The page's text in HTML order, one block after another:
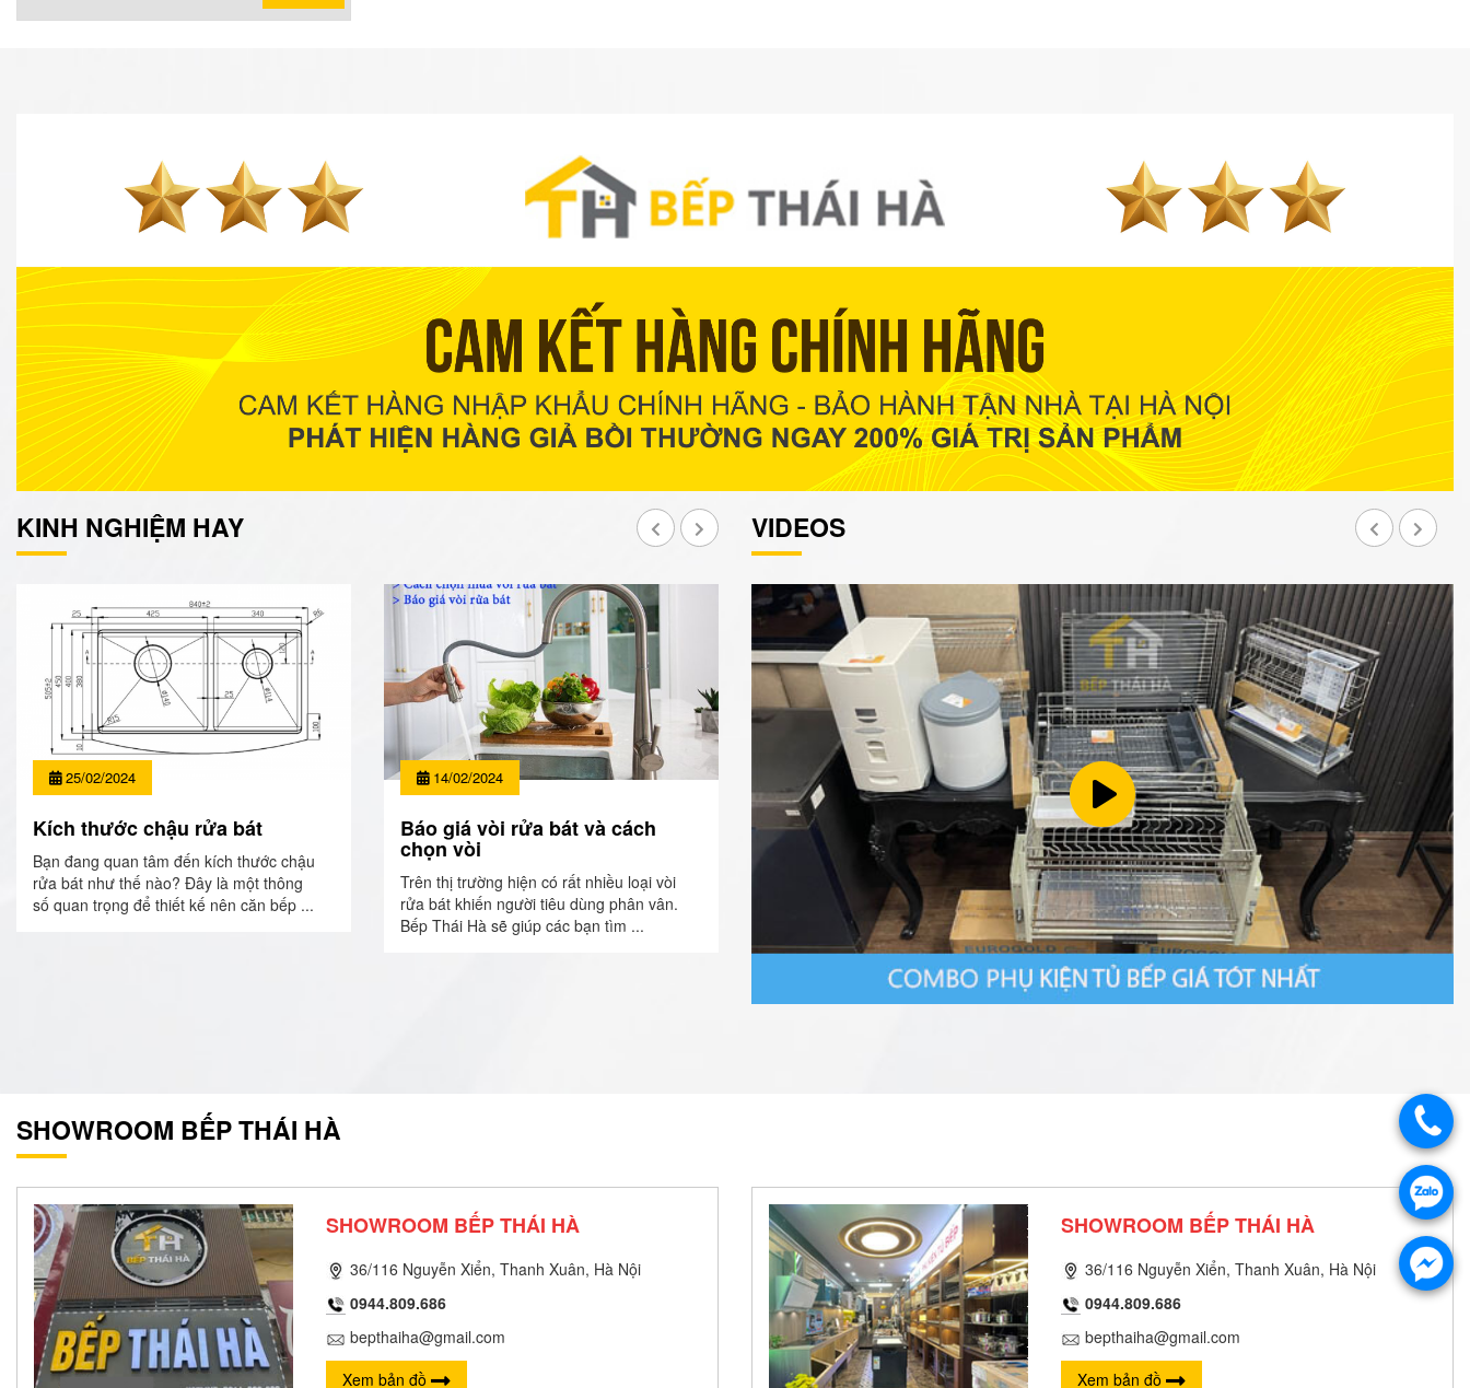
KINH NGHIỆM HAY
25/02/2024
Kích thước chậu rửa bát
Bạn đang quan tâm đến kích thước chậu
rửa bát như thế nào? Đây là một thông
số quan trọng để thiết kế nên căn bếp ...
14/02/2024
Báo giá vòi rửa bát và cách
chọn vòi
Trên thị trường hiện có rất nhiều loại vòi
rửa bát khiến người tiêu dùng phân vân.
Bếp Thái Hà sẽ giúp các bạn tìm ...
VIDEOS
SHOWROOM BẾP THÁI HÀ
SHOWROOM BẾP THÁI HÀ
36/116 Nguyễn Xiển, Thanh Xuân, Hà Nội
0944.809.686
bepthaiha@gmail.com
Xem bản đồ
SHOWROOM BẾP THÁI HÀ
36/116 Nguyễn Xiển, Thanh Xuân, Hà Nội
0944.809.686
bepthaiha@gmail.com
Xem bản đồ